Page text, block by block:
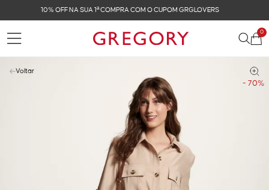
FRETE GRÁTIS NAS COMPRAS ACIMA DE R$ 899
0
- 70%
Voltar